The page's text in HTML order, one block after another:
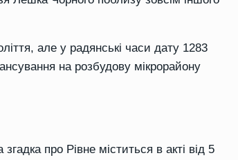
але у радянські часи дату 1283
на розбудову мікрорайону
про Рівне міститься в акті від 5